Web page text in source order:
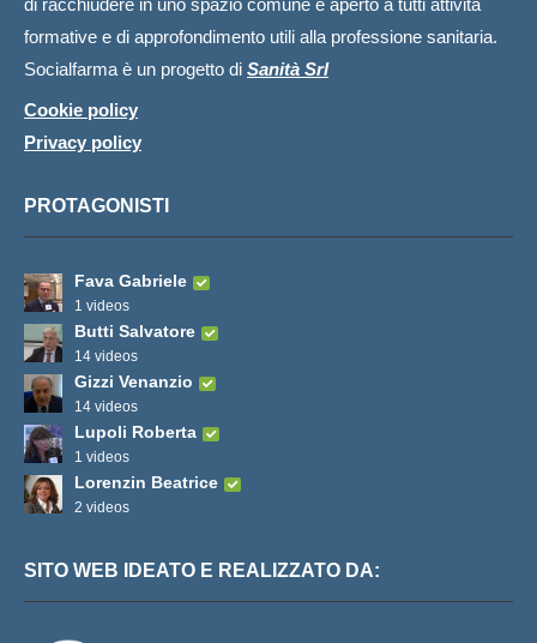
di racchiudere in uno spazio comune e aperto a tutti attività
formative e di approfondimento utili alla professione sanitaria.
Socialfarma è un progetto di Sanità Srl
Cookie policy
Privacy policy
PROTAGONISTI
Fava Gabriele
1 videos
Butti Salvatore
14 videos
Gizzi Venanzio
14 videos
Lupoli Roberta
1 videos
Lorenzin Beatrice
2 videos
SITO WEB IDEATO E REALIZZATO DA: